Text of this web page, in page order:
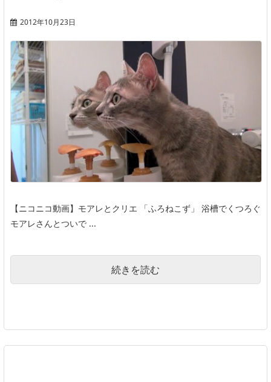
2012年10月23日
【ニコニコ動画】モアレとクリエ 「ふろねこず」 浴槽でくつろぐ
モアレさんとついで ...
続きを読む